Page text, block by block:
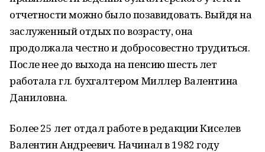
отчетности можно было позавидовать. Выйдя на
заслуженный отдых по возрасту, она
продолжала честно и добросовестно трудиться.
После нее до выхода на пенсию шесть лет
работала гл. бухгалтером Миллер Валентина
Даниловна.
Более 25 лет отдал работе в редакции Киселев
Валентин Андреевич. Начинал в 1982 году